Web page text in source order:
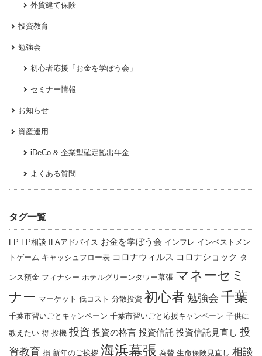
外貨建て保険
投資教育
勉強会
初心者応援「お金を学ぼう会」
セミナー情報
お知らせ
資産運用
iDeCo & 企業型確定拠出年金
よくある質問
タグ一覧
FP FP相談 IFAアドバイス お金を学ぼう会 インフレ インベストメン
トゲーム キャッシュフロー表 コロナウィルス コロナショック タ
ンス預金 フィナシー ホテルグリーンタワー幕張 マネーセミ
ナー マーケット 低コスト 分散投資 初心者 勉強会 千葉
千葉市習いごとキャンペーン 千葉市習いごと応援キャンペーン 子供に
教えたい 得 投機 投資 投資の格言 投資信託 投資信託見直し 投
資教育 損 新年のご挨拶 海浜幕張 為替 生命保険見直し 相談